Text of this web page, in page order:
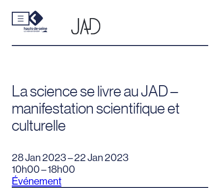
Aller
contenu
La science se livre au JAD –
manifestation scientifique et
culturelle
28 Jan 2023 – 22 Jan 2023
10h00 – 18h00
Événement